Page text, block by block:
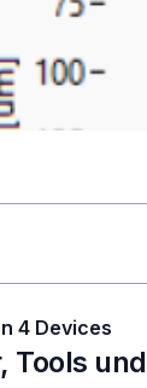
4 Devices
Tools